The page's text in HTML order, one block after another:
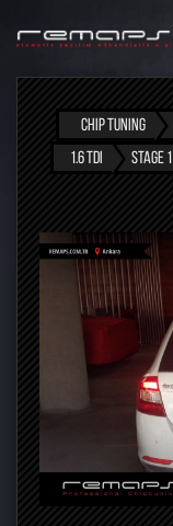
CHIP TUNING
1.6 TDI
STAGE 1